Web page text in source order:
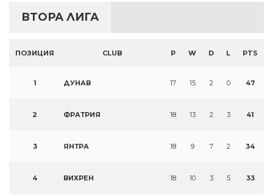
ВТОРА ЛИГА
ПОЗИЦИЯ CLUB P W D L PTS
1 ДУНАВ 17 15 2 0 47
2 ФРАТРИЯ 18 13 2 3 41
3 ЯНТРА 18 9 7 2 34
4 ВИХРЕН 18 10 3 5 33